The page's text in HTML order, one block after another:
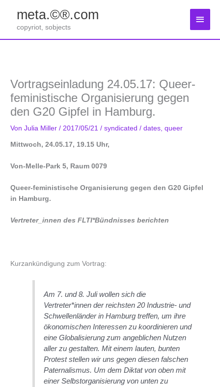
springen
meta.©®.com
copyriot, sobjects
Vortragseinladung 24.05.17: Queer-
feministische Organisierung gegen
den G20 Gipfel in Hamburg.
VonJulia Miller/ 2017/05/21/syndicated /dates ,queer
Mittwoch, 24.05.17, 19.15 Uhr,
Von-Melle-Park 5, Raum 0079
Queer-feministische Organisierung gegen den G20 Gipfel
in Hamburg.
Vertreter_innen des FLTI*Bündnisses berichten
Kurzankündigung zum Vortrag:
Am 7. und 8. Juli wollen sich die
Vertreter*innen der reichsten 20 Industrie- und
Schwellenländer in Hamburg treffen, um ihre
ökonomischen Interessen zu koordinieren und
eine Globalisierung zum angeblichen Nutzen
aller zu gestalten. Mit einem lauten, bunten
Protest stellen wir uns gegen diesen falschen
Paternalismus. Um dem Diktat von oben mit
einer Selbstorganisierung von unten zu